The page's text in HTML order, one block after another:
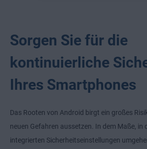
Sorgen Sie für die
kontinuierliche
Ihres Smartphones
Das Rooten von Android birgt ein großes
neuen Gefahren aussetzen. In dem Maße, in
integrierten Sicherheitseinstellungen